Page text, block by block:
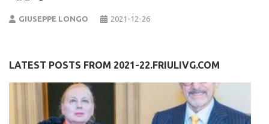
GIUSEPPE LONGO 2021-12-26
LATEST POSTS FROM 2021-22.FRIULIVG.COM